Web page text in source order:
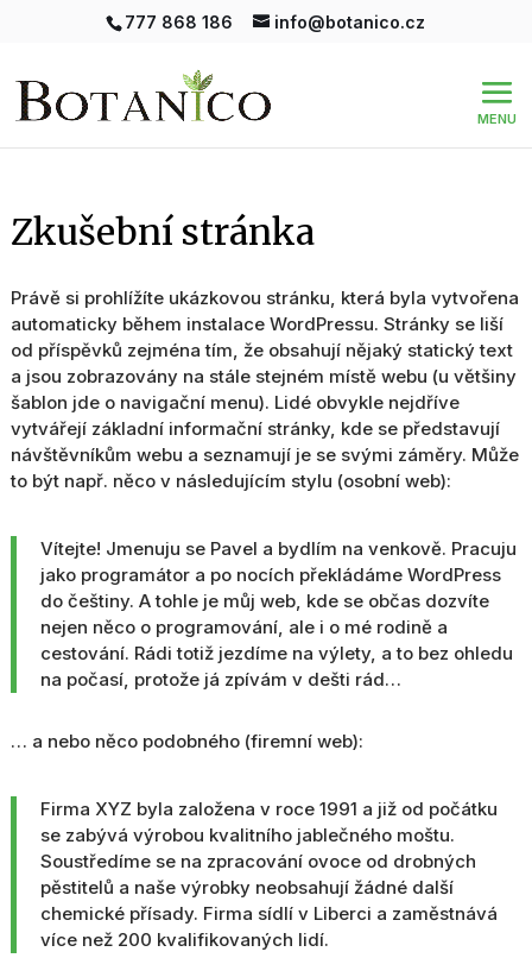
777 868 186 info@botanico.cz
Zkušební stránka
Právě si prohlížíte ukázkovou stránku, která byla vytvořena
automaticky během instalace WordPressu. Stránky se liší
od příspěvků zejména tím, že obsahují nějaký statický text
a jsou zobrazovány na stále stejném místě webu (u většiny
šablon jde o navigační menu). Lidé obvykle nejdříve
vytvářejí základní informační stránky, kde se představují
návštěvníkům webu a seznamují je se svými záměry. Může
to být např. něco v následujícím stylu (osobní web):
Vítejte! Jmenuju se Pavel a bydlím na venkově. Pracuju
jako programátor a po nocích překládáme WordPress
do češtiny. A tohle je můj web, kde se občas dozvíte
nejen něco o programování, ale i o mé rodině a
cestování. Rádi totiž jezdíme na výlety, a to bez ohledu
na počasí, protože já zpívám v dešti rád…
… a nebo něco podobného (firemní web):
Firma XYZ byla založena v roce 1991 a již od počátku
se zabývá výrobou kvalitního jablečného moštu.
Soustředíme se na zpracování ovoce od drobných
pěstitelů a naše výrobky neobsahují žádné další
chemické přísady. Firma sídlí v Liberci a zaměstnává
více než 200 kvalifikovaných lidí.